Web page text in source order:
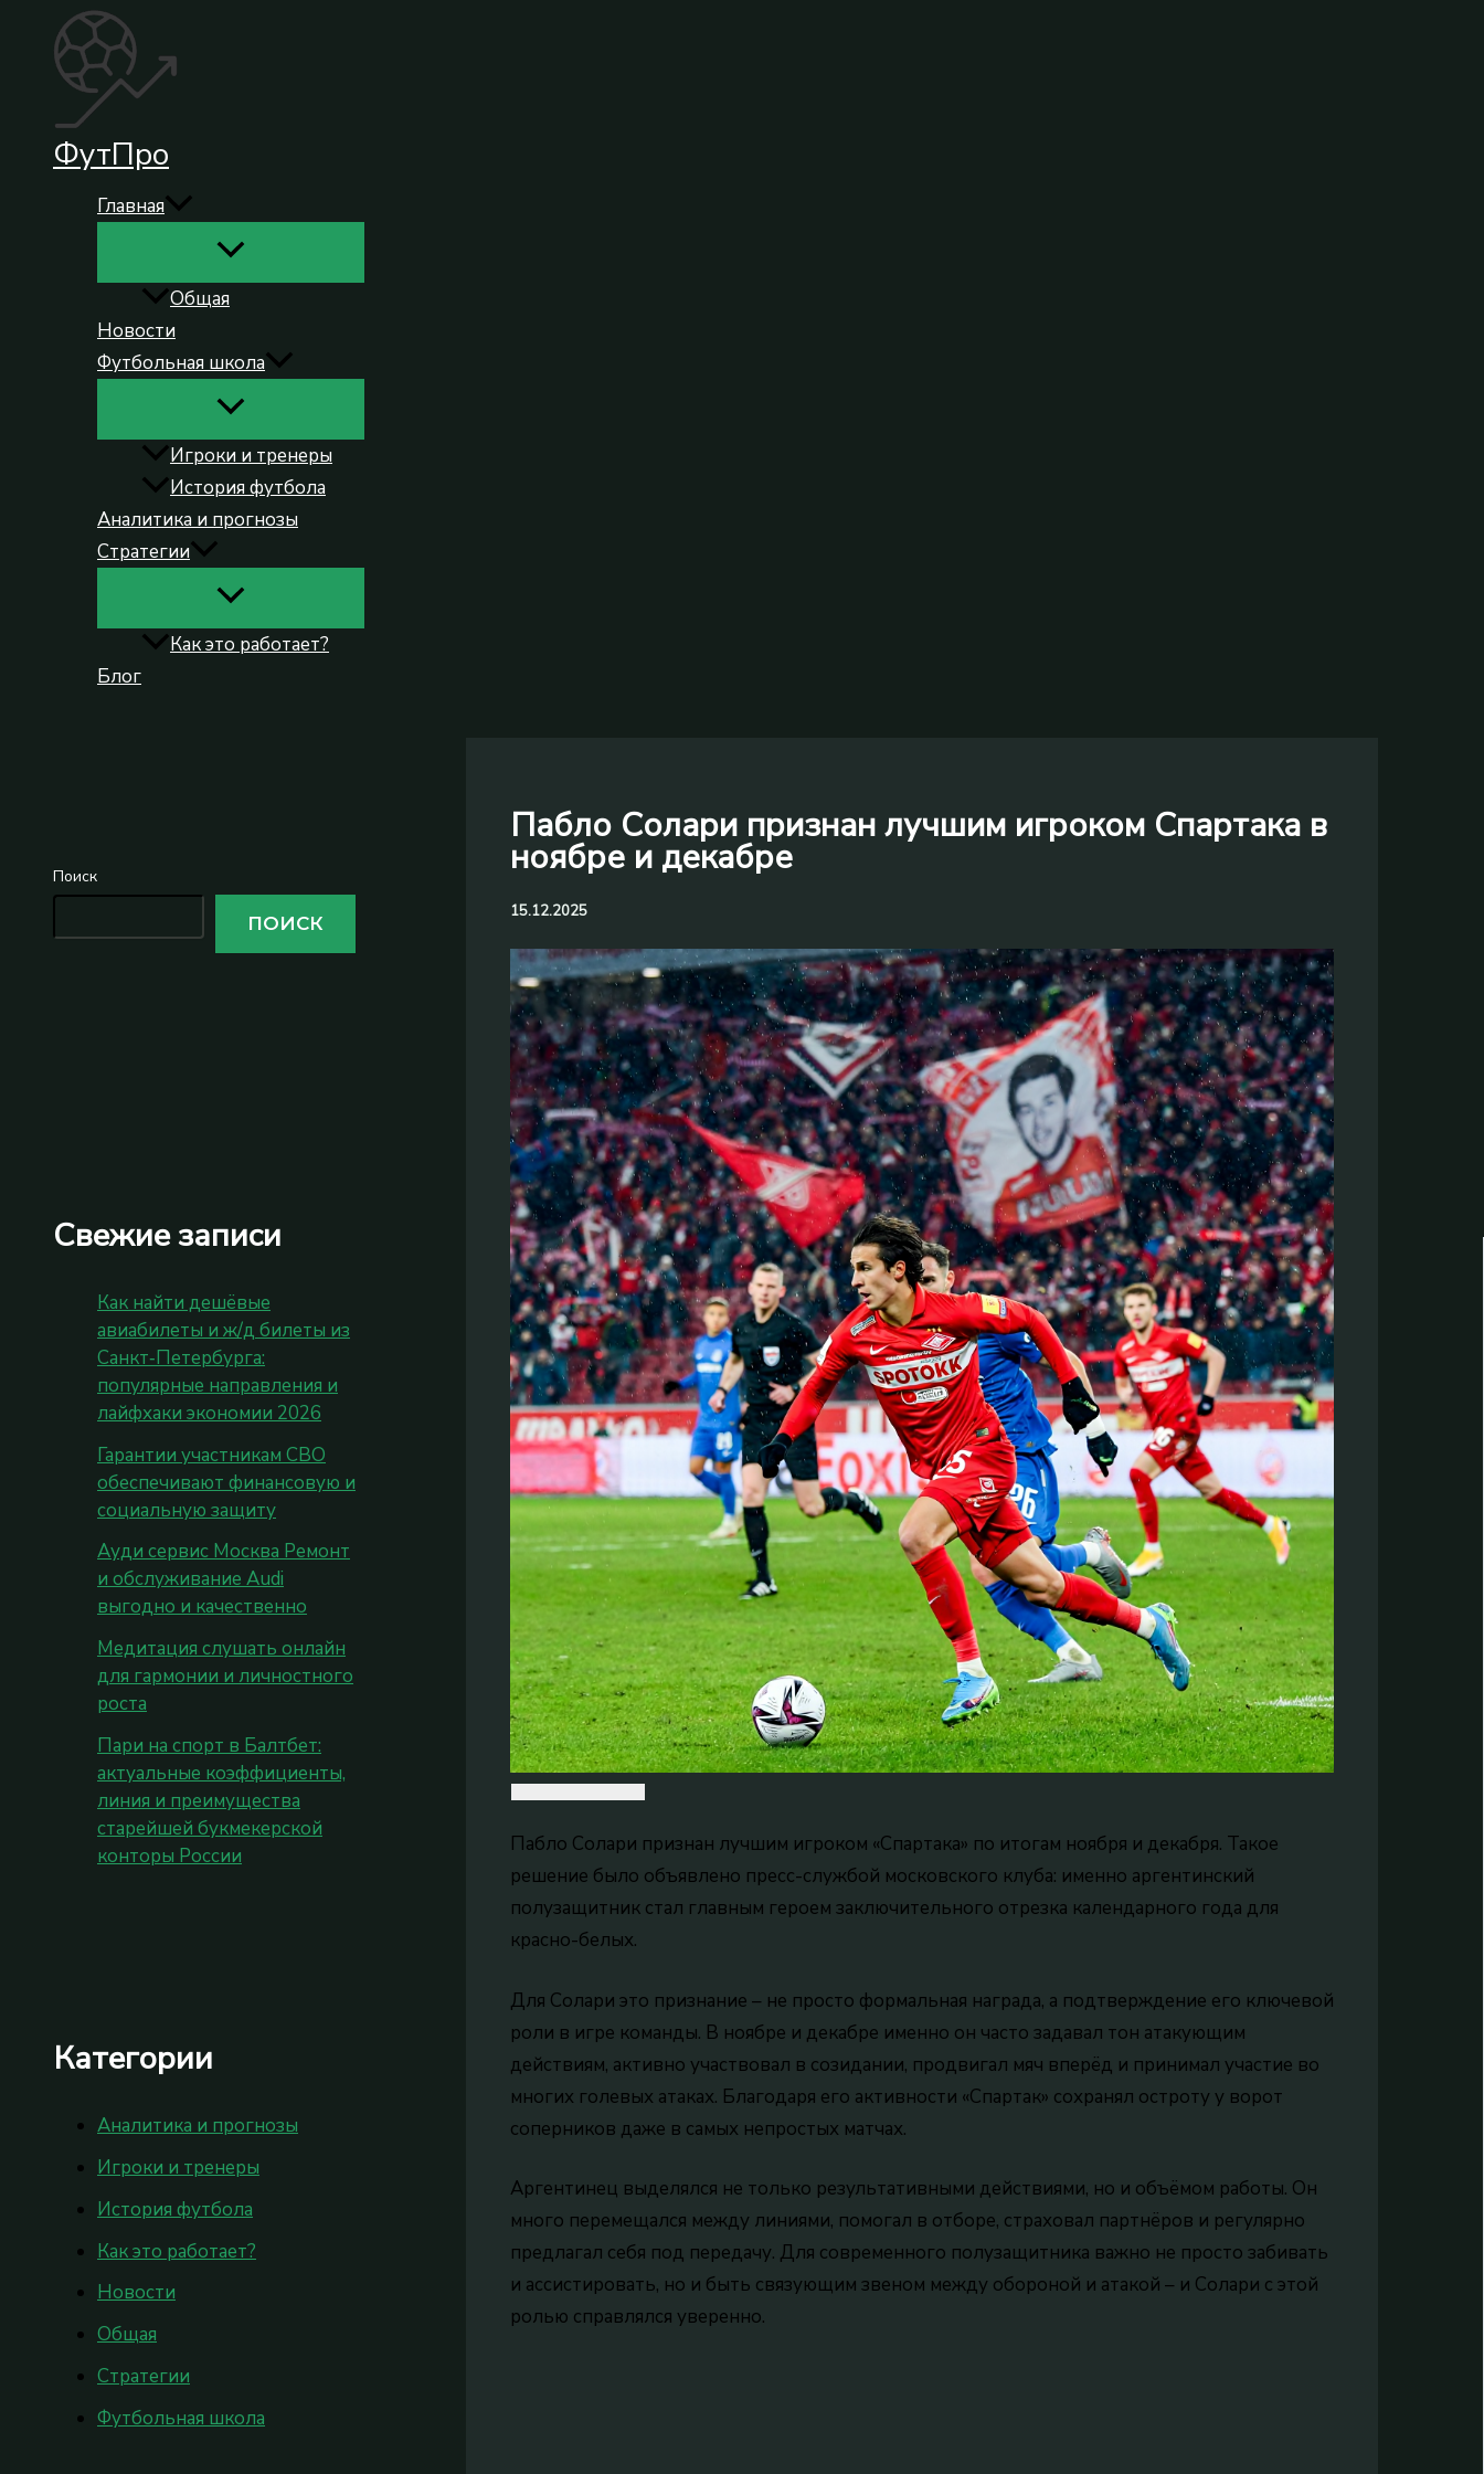
Перейти
содержимому
ФутПро
Главная
Общая
Новости
Футбольная школа
Игроки и тренеры
История футбола
Аналитика и прогнозы
Стратегии
Как это работает?
Блог
Поиск
ПОИСК
Свежие записи
Как найти дешёвые
авиабилеты и ж/д билеты из
Санкт‑Петербурга:
популярные направления и
лайфхаки экономии 2026
Гарантии участникам СВО
обеспечивают финансовую и
социальную защиту
Ауди сервис Москва Ремонт
и обслуживание Audi
выгодно и качественно
Медитация слушать онлайн
для гармонии и личностного
роста
Пари на спорт в Балтбет:
актуальные коэффициенты,
линия и преимущества
старейшей букмекерской
конторы России
Категории
Аналитика и прогнозы
Игроки и тренеры
История футбола
Как это работает?
Новости
Общая
Стратегии
Футбольная школа
Пабло Солари признан лучшим игроком Спартака в
ноябре и декабре
15.12.2025
Пабло Солари признан лучшим игроком «Спартака» по итогам ноября и декабря. Такое
решение было объявлено пресс-службой московского клуба: именно аргентинский
полузащитник стал главным героем заключительного отрезка календарного года для
красно-белых.
Для Солари это признание – не просто формальная награда, а подтверждение его ключевой
роли в игре команды. В ноябре и декабре именно он часто задавал тон атакующим
действиям, активно участвовал в созидании, продвигал мяч вперёд и принимал участие во
многих голевых атаках. Благодаря его активности «Спартак» сохранял остроту у ворот
соперников даже в самых непростых матчах.
Аргентинец выделялся не только результативными действиями, но и объёмом работы. Он
много перемещался между линиями, помогал в отборе, страховал партнёров и регулярно
предлагал себя под передачу. Для современного полузащитника важно не просто забивать
и ассистировать, но и быть связующим звеном между обороной и атакой – и Солари с этой
ролью справлялся уверенно.